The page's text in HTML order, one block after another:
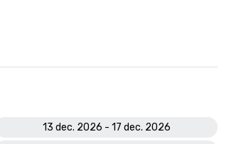
13 dec. 2026 - 17 dec. 2026